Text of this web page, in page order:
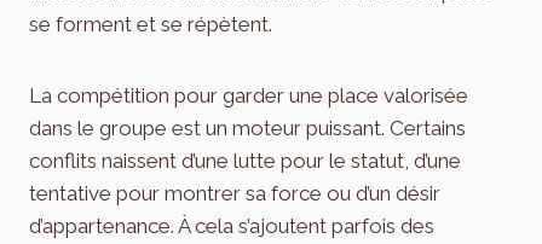
se forment et se répètent.
La compétition pour garder une place valorisée
dans le groupe est un moteur puissant. Certains
conflits naissent d’une lutte pour le statut, d’une
tentative pour montrer sa force ou d’un désir
d’appartenance. À cela s’ajoutent parfois des